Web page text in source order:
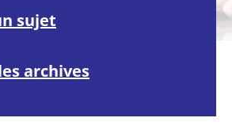
sujet
archives